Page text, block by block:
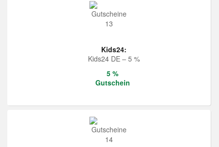
Kids24:
Kids24 DE – 5 %
5 %
Gutschein